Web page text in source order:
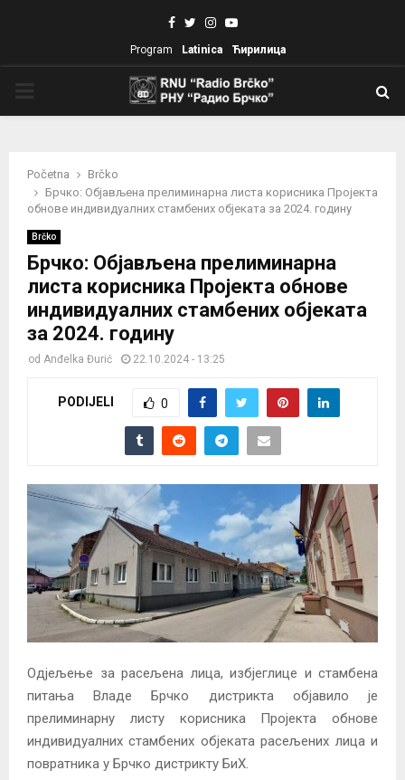
Facebook
TwitterInstagram
Youtube
Program Latinica Ћирилица
Početna
Brčko
Брчко: Објављена прелиминарна листа корисника Пројекта
обнове индивидуалних стамбених објеката за 2024. годину
Brčko
Брчко: Објављена прелиминарна
листа корисника Пројекта обнове
индивидуалних стамбених објеката
за 2024. годину
od Anđelka Đurić 22.10.2024 - 13:25
PODIJELI 0
Одјељење за расељена лица, избјеглице и стамбена
питања Владе Брчко дистрикта објавило је
прелиминарну листу корисника Пројекта обнове
индивидуалних стамбених објеката расељених лица и
повратника у Брчко дистрикту БиХ.